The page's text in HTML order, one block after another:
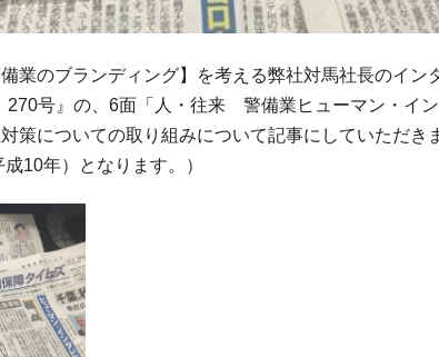
業のブランディング】を考える弊社対馬社長のイン
号』の、6面「人・往来 警備業ヒューマン・イン
策についての取り組みについて記事にしていただき
10年）となります。）